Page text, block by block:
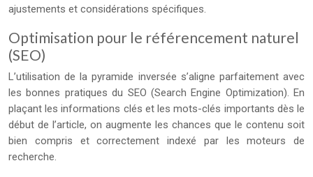
ajustements et considérations spécifiques.
Optimisation pour le référencement naturel
(SEO)
L’utilisation de la pyramide inversée s’aligne parfaitement avec
les bonnes pratiques du SEO (Search Engine Optimization). En
plaçant les informations clés et les mots-clés importants dès le
début de l’article, on augmente les chances que le contenu soit
bien compris et correctement indexé par les moteurs de
recherche.